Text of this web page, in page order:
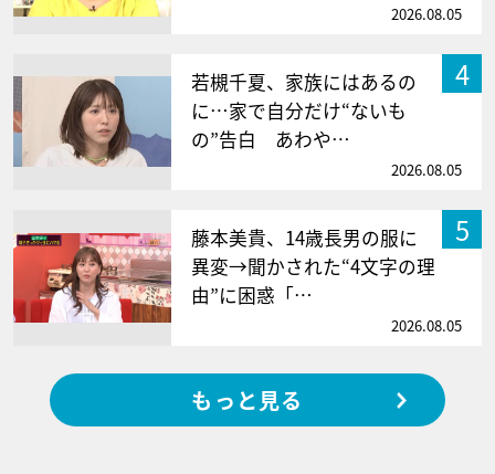
2026.08.05
4
若槻千夏、家族にはあるの
に…家で自分だけ“ないも
の”告白 あわや…
2026.08.05
5
藤本美貴、14歳長男の服に
異変→聞かされた“4文字の理
由”に困惑「…
2026.08.05
もっと見る